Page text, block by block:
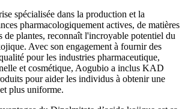
spécialisée dans la production et la
pharmacologiquement actives, de matières
de plantes, reconnaît l'incroyable potentiel du
Avec son engagement à fournir des
pour les industries pharmaceutique,
et cosmétique, Aogubio a inclus KAD
pour aider les individus à obtenir une
plus uniforme.